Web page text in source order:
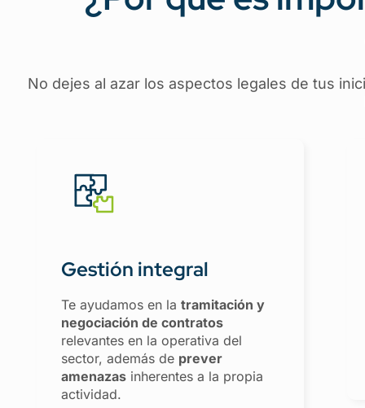
No dejes al azar los aspectos legales de tus
Gestión integral
Te ayudamos en la tramitación y
negociación de contratos
relevantes en la operativa del
sector, además de prever
amenazas inherentes a la propia
actividad.